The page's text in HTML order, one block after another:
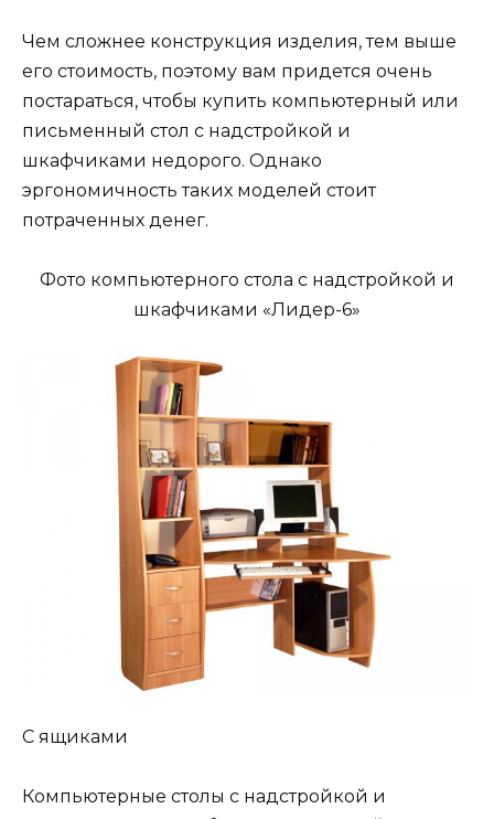
Чем сложнее конструкция изделия, тем выше
его стоимость, поэтому вам придется очень
постараться, чтобы купить компьютерный или
письменный стол с надстройкой и
шкафчиками недорого. Однако
эргономичность таких моделей стоит
потраченных денег.
Фото компьютерного стола с надстройкой и
шкафчиками «Лидер-6»
С ящиками
Компьютерные столы с надстройкой и